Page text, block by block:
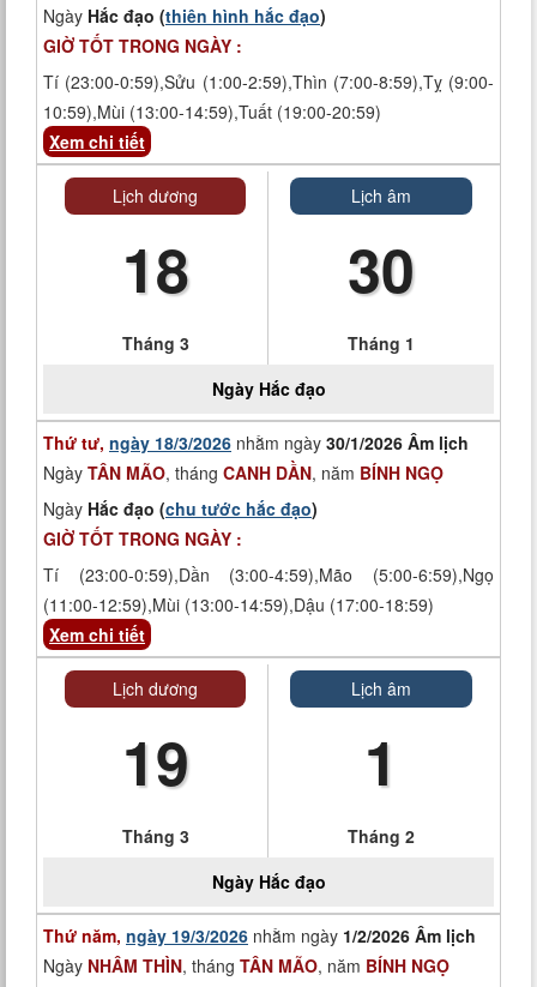
Ngày Hắc đạo (thiên hình hắc đạo)
GIỜ TỐT TRONG NGÀY :
Tí (23:00-0:59),Sửu (1:00-2:59),Thìn (7:00-8:59),Tỵ (9:00-
10:59),Mùi (13:00-14:59),Tuất (19:00-20:59)
Xem chi tiết
Lịch dương
18
Tháng 3
Lịch âm
30
Tháng 1
Ngày Hắc đạo
Thứ tư, ngày 18/3/2026 nhằm ngày 30/1/2026 Âm lịch
Ngày TÂN MÃO, tháng CANH DẦN, năm BÍNH NGỌ
Ngày Hắc đạo (chu tước hắc đạo)
GIỜ TỐT TRONG NGÀY :
Tí (23:00-0:59),Dần (3:00-4:59),Mão (5:00-6:59),Ngọ
(11:00-12:59),Mùi (13:00-14:59),Dậu (17:00-18:59)
Xem chi tiết
Lịch dương
19
Tháng 3
Lịch âm
1
Tháng 2
Ngày Hắc đạo
Thứ năm, ngày 19/3/2026 nhằm ngày 1/2/2026 Âm lịch
Ngày NHÂM THÌN, tháng TÂN MÃO, năm BÍNH NGỌ